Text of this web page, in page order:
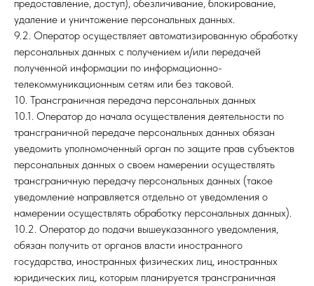
предоставление, доступ), обезличивание, блокирование,
удаление и уничтожение персональных данных.
9.2. Оператор осуществляет автоматизированную обработку
персональных данных с получением и/или передачей
полученной информации по информационно-
телекоммуникационным сетям или без таковой.
10. Трансграничная передача персональных данных
10.1. Оператор до начала осуществления деятельности по
трансграничной передаче персональных данных обязан
уведомить уполномоченный орган по защите прав субъектов
персональных данных о своем намерении осуществлять
трансграничную передачу персональных данных (такое
уведомление направляется отдельно от уведомления о
намерении осуществлять обработку персональных данных).
10.2. Оператор до подачи вышеуказанного уведомления,
обязан получить от органов власти иностранного
государства, иностранных физических лиц, иностранных
юридических лиц, которым планируется трансграничная